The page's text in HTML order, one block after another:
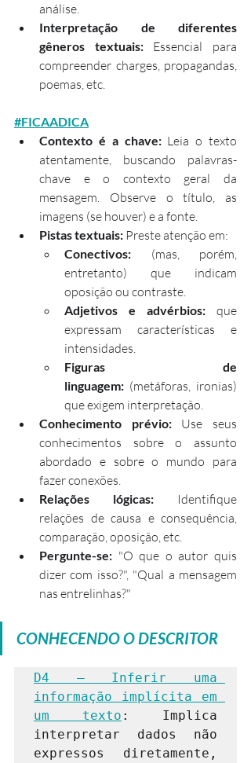
análise.
Interpretação de diferentes
gêneros textuais: Essencial para
compreender charges, propagandas,
poemas, etc.
#FICAADICA
Contexto é a chave: Leia o texto
atentamente, buscando palavras-
chave e o contexto geral da
mensagem. Observe o título, as
imagens (se houver) e a fonte.
Pistas textuais: Preste atenção em:
Conectivos: (mas, porém,
entretanto) que indicam
oposição ou contraste.
Adjetivos e advérbios: que
expressam características e
intensidades.
Figuras de
linguagem: (metáforas, ironias)
que exigem interpretação.
Conhecimento prévio: Use seus
conhecimentos sobre o assunto
abordado e sobre o mundo para
fazer conexões.
Relações lógicas: Identifique
relações de causa e consequência,
comparação, oposição, etc.
Pergunte-se: "O que o autor quis
dizer com isso?", "Qual a mensagem
nas entrelinhas?"
CONHECENDO O DESCRITOR
D4 – Inferir uma
informação implícita em
um texto : Implica
interpretar dados não
expressos diretamente,